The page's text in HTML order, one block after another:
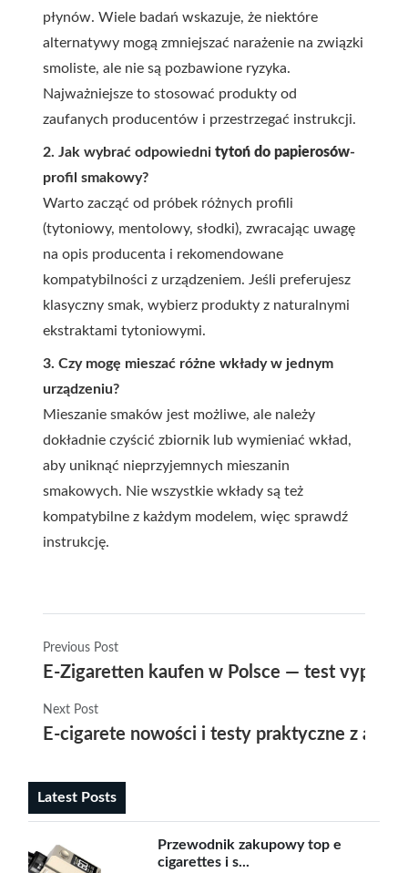
płynów. Wiele badań wskazuje, że niektóre
alternatywy mogą zmniejszać narażenie na związki
smoliste, ale nie są pozbawione ryzyka.
Najważniejsze to stosować produkty od
zaufanych producentów i przestrzegać instrukcji.
2. Jak wybrać odpowiedni tytoń do papierosów-
profil smakowy?
Warto zacząć od próbek różnych profili
(tytoniowy, mentolowy, słodki), zwracając uwagę
na opis producenta i rekomendowane
kompatybilności z urządzeniem. Jeśli preferujesz
klasyczny smak, wybierz produkty z naturalnymi
ekstraktami tytoniowymi.
3. Czy mogę mieszać różne wkłady w jednym
urządzeniu?
Mieszanie smaków jest możliwe, ale należy
dokładnie czyścić zbiornik lub wymieniać wkład,
aby uniknąć nieprzyjemnych mieszanin
smakowych. Nie wszystkie wkłady są też
kompatybilne z każdym modelem, więc sprawdź
instrukcję.
Previous Post
E-Zigaretten kaufen w Polsce — test vype
Next Post
E-cigarete nowości i testy praktyczne z
Latest Posts
Przewodnik zakupowy top e
cigarettes i s...